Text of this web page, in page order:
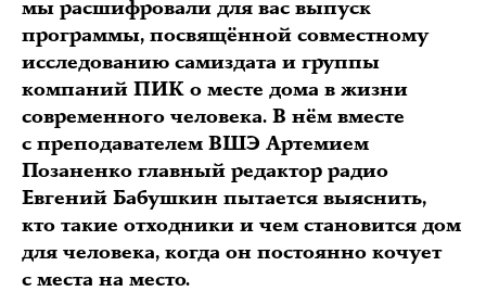
мы расшифровали для вас выпуск
программы, посвящённой совместному
исследованию самиздата и группы
компаний ПИК о месте дома в жизни
современного человека. В нём вместе
с преподавателем ВШЭ Артемием
Позаненко главный редактор радио
Евгений Бабушкин пытается выяснить,
кто такие отходники и чем становится дом
для человека, когда он постоянно кочует
с места на место.